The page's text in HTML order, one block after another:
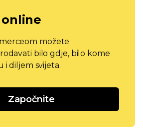
možete
bilo gdje, bilo kome
diljem svijeta.
Započnite